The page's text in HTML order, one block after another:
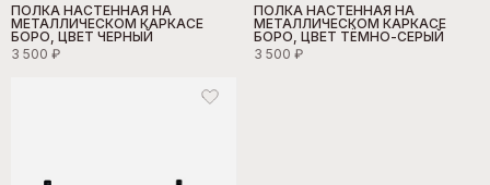
ПОЛКА НАСТЕННАЯ НА
МЕТАЛЛИЧЕСКОМ КАРКАСЕ
БОРО, ЦВЕТ ЧЕРНЫЙ
3 500 ₽
ПОЛКА НАСТЕННАЯ НА
МЕТАЛЛИЧЕСКОМ КАРКАСЕ
БОРО, ЦВЕТ ТЁМНО-СЕРЫЙ
3 500 ₽